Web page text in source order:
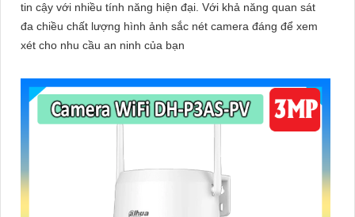
tin cậy với nhiều tính năng hiện đại. Với khả năng quan sát
đa chiều chất lượng hình ảnh sắc nét camera đáng để xem
xét cho nhu cầu an ninh của bạn